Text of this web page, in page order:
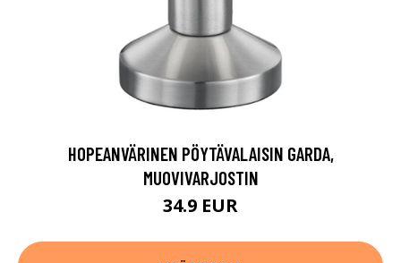
HOPEANVÄRINEN PÖYTÄVALAISIN GARDA,
MUOVIVARJOSTIN
34.9 EUR